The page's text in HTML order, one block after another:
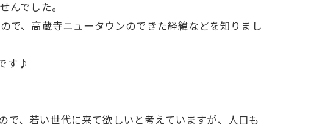
んでした。
で、高蔵寺ニュータウンのできた経緯などを知りまし
す♪
、若い世代に来て欲しいと考えていますが、人口も